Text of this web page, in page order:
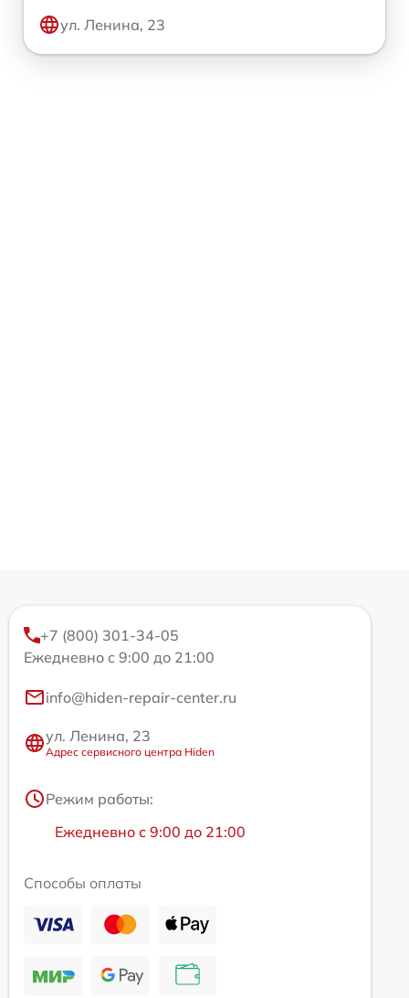
ул. Ленина, 23
+7 (800) 301-34-05
Ежедневно с 9:00 до 21:00
info@hiden-repair-center.ru
ул. Ленина, 23
Адрес сервисного центра Hiden
Режим работы:
Ежедневно с 9:00 до 21:00
Способы оплаты